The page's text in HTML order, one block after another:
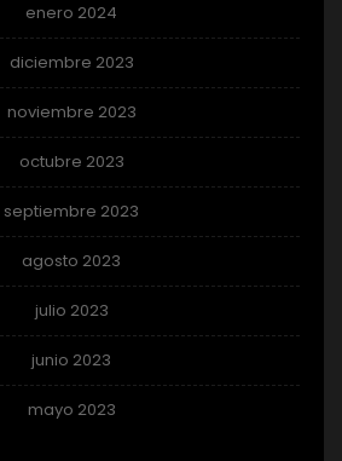
enero 2024
diciembre 2023
noviembre 2023
octubre 2023
septiembre 2023
agosto 2023
julio 2023
junio 2023
mayo 2023